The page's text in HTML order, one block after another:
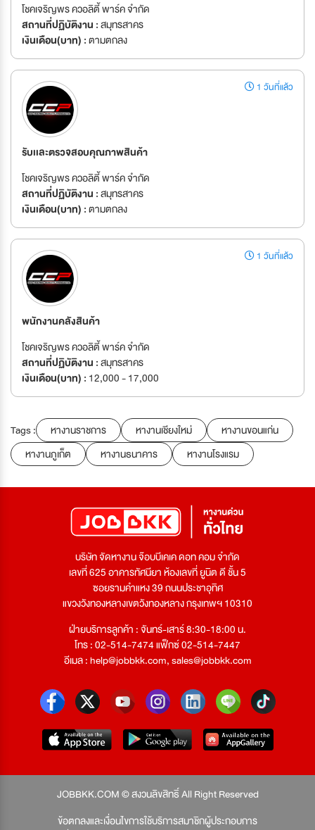
โชคเจริญพร ควอลิตี้ พาร์ค จำกัด
สถานที่ปฏิบัติงาน :สมุทรสาคร
เงินเดือน(บาท) :ตามตกลง
1 วันที่แล้ว
รับเเละตรวจสอบคุณภาพสินค้า
โชคเจริญพร ควอลิตี้ พาร์ค จำกัด
สถานที่ปฏิบัติงาน :สมุทรสาคร
เงินเดือน(บาท) :ตามตกลง
1 วันที่แล้ว
พนักงานคลังสินค้า
โชคเจริญพร ควอลิตี้ พาร์ค จำกัด
สถานที่ปฏิบัติงาน :สมุทรสาคร
เงินเดือน(บาท) : 12,000 - 17,000
Tags : หางานราชการ หางานเชียงใหม่
หางานขอนแก่น
หางานภูเก็ต
หางานธนาคาร หางานโรงแรม
บริษัท จัดหางาน จ๊อบบีเคเค ดอท คอม จำกัด
เลขที่ 625 อาคารทัศนียา ห้องเลขที่ ยูนิต ดี ชั้น 5
ซอยรามคำแหง 39 ถนนประชาอุทิศ
แขวงวังทองหลางเขตวังทองหลาง กรุงเทพฯ 10310
ฝ่ายบริการลูกค้า : จันทร์-เสาร์ 8:30-18:00 น.
โทร : 02-514-7474 แฟ็กซ์ 02-514-7447
อีเมล :help@jobbkk.com,sales@jobbkk.com
JOBBKK.COM © สงวนลิขสิทธิ์ All Right Reserved
ข้อตกลงและเงื่อนไขการใช้บริการสมาชิกผู้ประกอบการ